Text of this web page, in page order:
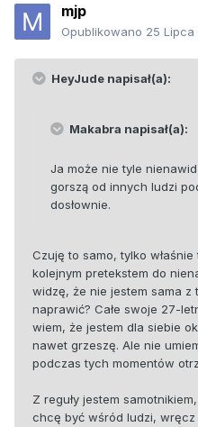
mjp
Opublikowano 25 Lipca
HeyJude napisał(a):
Makabra napisał(a):
Ja może nie tyle
gorszą od innych ludzi
dosłownie.
Czuję to samo, tylko
kolejnym pretekstem do
widzę, że nie jestem sama z
naprawić? Całe swoje 27-
wiem, że jestem dla siebie
nawet grzeszę. Ale nie
podczas tych momentów
Z reguły jestem
chcę być wśród ludzi, wręcz